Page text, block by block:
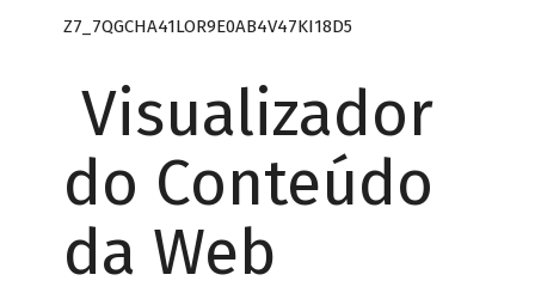
Z7_7QGCHA41LOR9E0AB4V47KI18D5
Visualizador
do Conteúdo
da Web